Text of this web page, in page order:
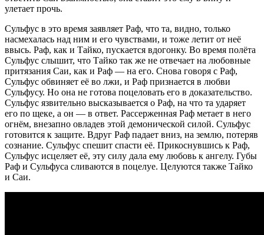
улетает прочь.
Сульфус в это время заявляет Раф, что та, видно, только
насмехалась над ним и его чувствами, и тоже летит от неё
ввысь. Раф, как и Тайко, пускается вдогонку. Во время полёта
Сульфус слышит, что Тайко так же не отвечает на любовные
притязания Саи, как и Раф — на его. Снова говоря с Раф,
Сульфус обвиняет её во лжи, и Раф признается в любви
Сульфусу. Но она не готова поцеловать его в доказательство.
Сульфус язвительно высказывается о Раф, на что та ударяет
его по щеке, а он — в ответ. Рассерженная Раф метает в него
огнём, внезапно овладев этой демонической силой. Сульфус
готовится к защите. Вдруг Раф падает вниз, на землю, потеряв
сознание. Сульфус спешит спасти её. Прикоснувшись к Раф,
Сульфус исцеляет её, эту силу дала ему любовь к ангелу. Губы
Раф и Сульфуса сливаются в поцелуе. Целуются также Тайко
и Саи.